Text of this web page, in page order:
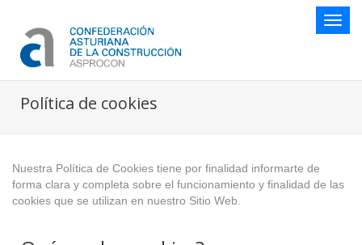
Botón
Política de cookies
Nuestra Política de Cookies tiene por finalidad informarte de
forma clara y completa sobre el funcionamiento y finalidad de las
cookies que se utilizan en nuestro Sitio Web.